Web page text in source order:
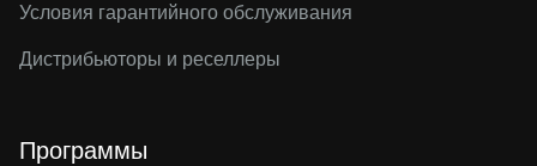
Условия гарантийного обслуживания
Дистрибьюторы и реселлеры
Программы